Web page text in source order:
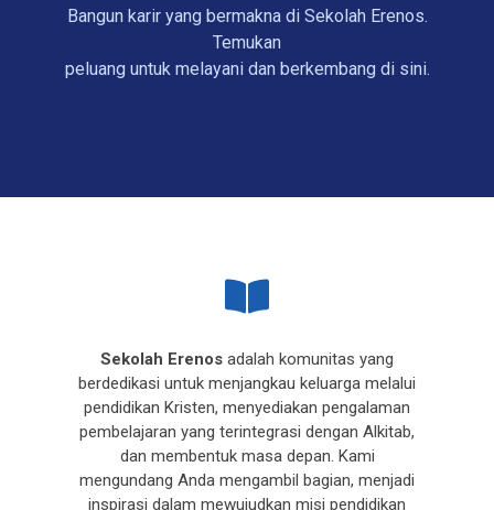
Bangun karir yang bermakna di Sekolah Erenos.
Temukan
peluang untuk melayani dan berkembang di sini.
Sekolah Erenos adalah komunitas yang
berdedikasi untuk menjangkau keluarga melalui
pendidikan Kristen, menyediakan pengalaman
pembelajaran yang terintegrasi dengan Alkitab,
dan membentuk masa depan. Kami
mengundang Anda mengambil bagian, menjadi
inspirasi dalam mewujudkan misi pendidikan